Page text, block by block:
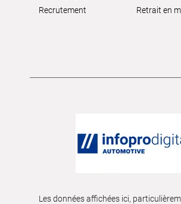
Recrutement
Retrait en
Les données affichées ici,